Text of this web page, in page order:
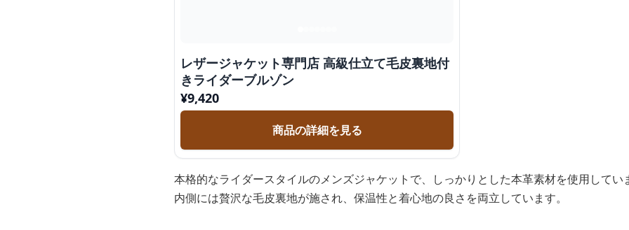
レザージャケット専門店 高級仕立て毛皮裏地付
きライダーブルゾン
¥9,420
商品の詳細を見る
本格的なライダースタイルのメンズジャケットで、しっかりとした本革素材を使用してい
内側には贅沢な毛皮裏地が施され、保温性と着心地の良さを両立しています。